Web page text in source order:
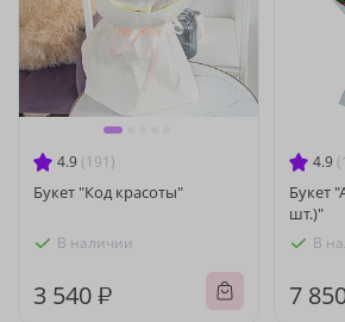
4.9 (191)
Букет "Код красоты"
В наличии
3 540 ₽
4.9
Букет
шт.)"
В
7